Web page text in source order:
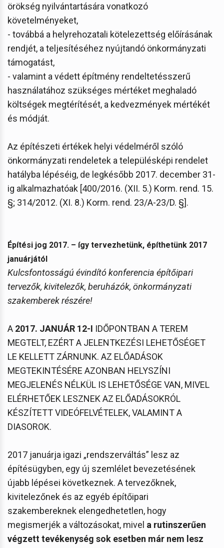
örökség nyilvántartására vonatkozó
követelményeket,
- továbbá a helyrehozatali kötelezettség előírásának
rendjét, a teljesítéséhez nyújtandó önkormányzati
támogatást,
- valamint a védett építmény rendeltetésszerű
használatához szükséges mértéket meghaladó
költségek megtérítését, a kedvezmények mértékét
és módját.
Az építészeti értékek helyi védelméről szóló
önkormányzati rendeletek a településképi rendelet
hatályba lépéséig, de legkésőbb 2017. december 31-
ig alkalmazhatóak [400/2016. (XII. 5.) Korm. rend. 15.
§; 314/2012. (XI. 8.) Korm. rend. 23/A-23/D. §].
Építési jog 2017. – így tervezhetünk, építhetünk 2017
januárjától
Kulcsfontosságú évindító konferencia építőipari
tervezők, kivitelezők, beruházók, önkormányzati
szakemberek részére!
A 2017. JANUÁR 12-I IDŐPONTBAN A TEREM
MEGTELT, EZÉRT A JELENTKEZÉSI LEHETŐSÉGET
LE KELLETT ZÁRNUNK. AZ ELŐADÁSOK
MEGTEKINTÉSÉRE AZONBAN HELYSZÍNI
MEGJELENÉS NÉLKÜL IS LEHETŐSÉGE VAN, MIVEL
ELÉRHETŐEK LESZNEK AZ ELŐADÁSOKRÓL
KÉSZÍTETT VIDEÓFELVÉTELEK, VALAMINT A
DIASOROK.
2017 januárja igazi „rendszerváltás” lesz az
építésügyben, egy új szemlélet bevezetésének
újabb lépései következnek. A tervezőknek,
kivitelezőnek és az egyéb építőipari
szakembereknek elengedhetetlen, hogy
megismerjék a változásokat, mivel a rutinszerűen
végzett tevékenység sok esetben már nem lesz